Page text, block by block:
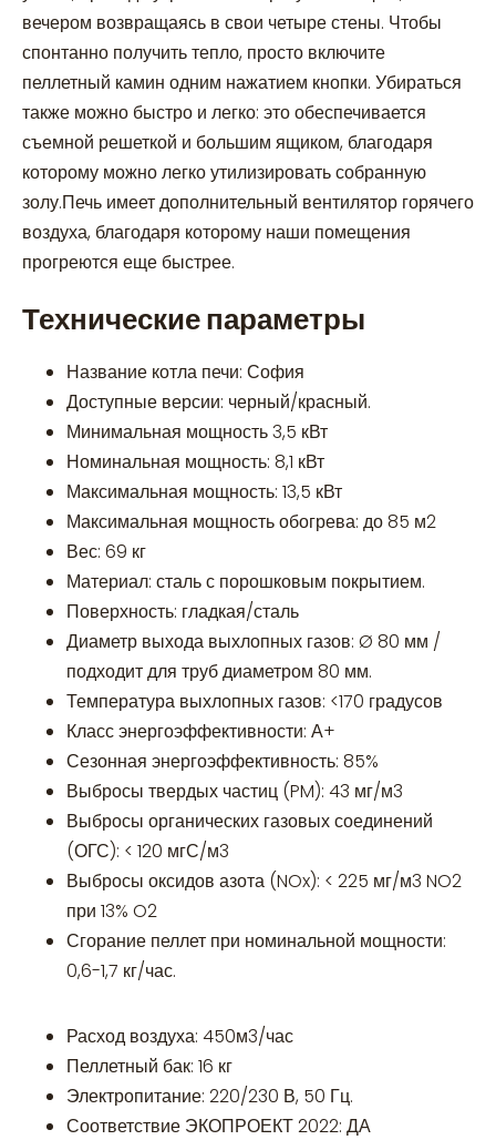
вечером возвращаясь в свои четыре стены. Чтобы
спонтанно получить тепло, просто включите
пеллетный камин одним нажатием кнопки. Убираться
также можно быстро и легко: это обеспечивается
съемной решеткой и большим ящиком, благодаря
которому можно легко утилизировать собранную
золу.Печь имеет дополнительный вентилятор горячего
воздуха, благодаря которому наши помещения
прогреются еще быстрее.
Технические параметры
Название котла печи: София
Доступные версии: черный/красный.
Минимальная мощность 3,5 кВт
Номинальная мощность: 8,1 кВт
Максимальная мощность: 13,5 кВт
Максимальная мощность обогрева: до 85 м2
Вес: 69 кг
Материал: сталь с порошковым покрытием.
Поверхность: гладкая/сталь
Диаметр выхода выхлопных газов: Ø 80 мм /
подходит для труб диаметром 80 мм.
Температура выхлопных газов: <170 градусов
Класс энергоэффективности: А+
Сезонная энергоэффективность: 85%
Выбросы твердых частиц (PM): 43 мг/м3
Выбросы органических газовых соединений
(ОГС): < 120 мгС/м3
Выбросы оксидов азота (NOx): < 225 мг/м3 NO2
при 13% O2
Сгорание пеллет при номинальной мощности:
0,6-1,7 кг/час.
Расход воздуха: 450м3/час
Пеллетный бак: 16 кг
Электропитание: 220/230 В, 50 Гц.
Соответствие ЭКОПРОЕКТ 2022: ДА